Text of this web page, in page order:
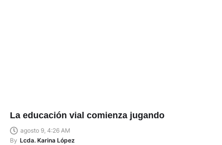
La educación vial comienza jugando
agosto 9, 4:26 AM
By Lcda. Karina López